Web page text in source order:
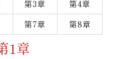
第3章
第4章
第7章 第8章
1章